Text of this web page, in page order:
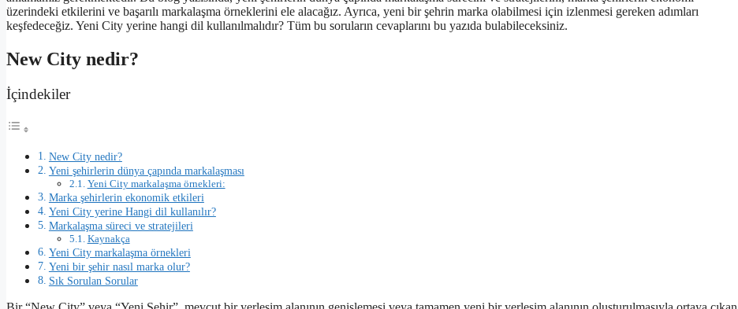
üzerindeki etkilerini ve başarılı markalaşma örneklerini ele alacağız. Ayrıca, yeni bir şehrin marka olabilmesi için izlenmesi gereken adımları
keşfedeceğiz. Yeni City yerine hangi dil kullanılmalıdır? Tüm bu soruların cevaplarını bu yazıda bulabileceksiniz.
New City nedir?
İçindekiler
New City nedir?
Yeni şehirlerin dünya çapında markalaşması
Yeni City markalaşma örnekleri:
Marka şehirlerin ekonomik etkileri
Yeni City yerine Hangi dil kullanılır?
Markalaşma süreci ve stratejileri
Kaynakça
Yeni City markalaşma örnekleri
Yeni bir şehir nasıl marka olur?
Sık Sorulan Sorular